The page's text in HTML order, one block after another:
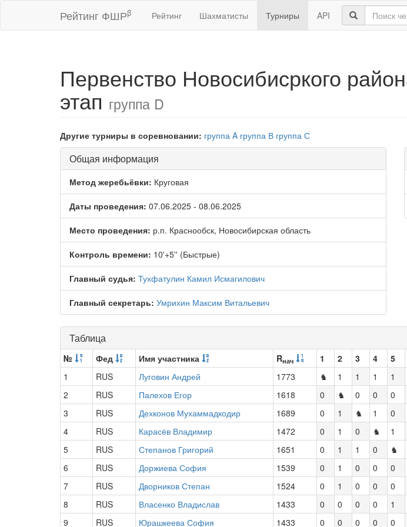
Рейтинг ФШРβ Рейтинг Шахматисты Турниры API
Первенство Новосибисркого
этап группа D
Другие турниры в соревновании: группа A группа В группа С
Общая информация
Метод жеребьёвки: Круговая
Даты проведения: 07.06.2025 - 08.06.2025
Место проведения: р.п. Краснообск, Новосибирская область
Контроль времени: 10'+5'' (Быстрые)
Главный судья: Тухфатулин Камил Исмагилович
Главный секретарь: Умрихин Максим Витальевич
Таблица
№ Фед Имя участника Rнач 1 2 3 4 5
1
RUS Луговин Андрей 1773 ♞ 1 1 1 1
2
RUS Палехов Егор 1618 0 ♞ 0 0 0
3
RUS Дехконов Мухаммадкодир 1689 0 1 ♞ 1 0
4
RUS Карасёв Владимир 1472 0 1 0 ♞ 1
5
RUS Степанов Григорий 1651 0 1 1 0 ♞
6
RUS Доржиева София 1539 0 1 0 0 0
7
RUS Дворников Степан 1524 0 1 0 0 0
8
RUS Власенко Владислав 1433 0 0 0 0 1
9
RUS Юрашкеева София 1433 0 0 0 0 0